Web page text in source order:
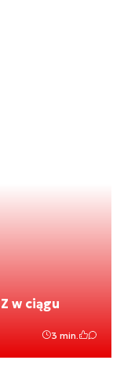
w ciągu
3 min.